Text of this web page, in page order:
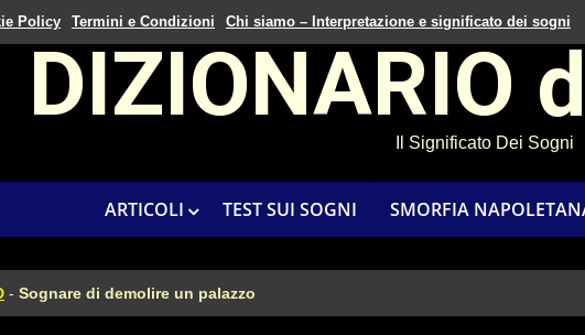
Policy Termini e Condizioni Chi siamo – Interpretazione e significato dei sogni
DIZIONARIO
Il Significato Dei Sogni
ARTICOLI TEST SUI SOGNI SMORFIA
- Sognare di demolire un palazzo